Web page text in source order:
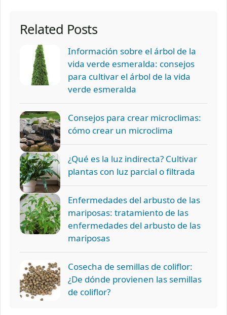
Related Posts
Información sobre el árbol de la
vida verde esmeralda: consejos
para cultivar el árbol de la vida
verde esmeralda
Consejos para crear microclimas:
cómo crear un microclima
¿Qué es la luz indirecta? Cultivar
plantas con luz parcial o filtrada
Enfermedades del arbusto de las
mariposas: tratamiento de las
enfermedades del arbusto de las
mariposas
Cosecha de semillas de coliflor:
¿De dónde provienen las semillas
de coliflor?